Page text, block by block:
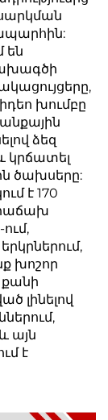
են
խումբը
ձեզ
կրճատել
ծախսերը:
է 170
խոշոր
քանի
լինելով
այն
է